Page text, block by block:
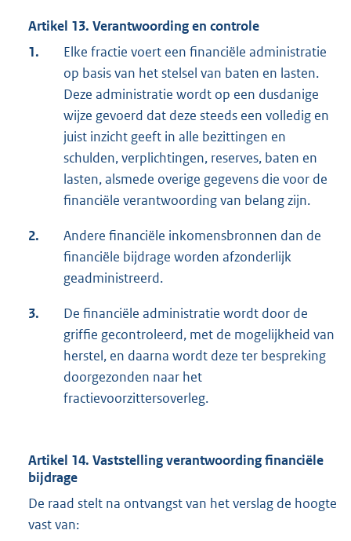
Artikel 13. Verantwoording en controle
1.
Elke fractie voert een financiële administratie
op basis van het stelsel van baten en lasten.
Deze administratie wordt op een dusdanige
wijze gevoerd dat deze steeds een volledig en
juist inzicht geeft in alle bezittingen en
schulden, verplichtingen, reserves, baten en
lasten, alsmede overige gegevens die voor de
financiële verantwoording van belang zijn.
2.
Andere financiële inkomensbronnen dan de
financiële bijdrage worden afzonderlijk
geadministreerd.
3.
De financiële administratie wordt door de
griffie gecontroleerd, met de mogelijkheid van
herstel, en daarna wordt deze ter bespreking
doorgezonden naar het
fractievoorzittersoverleg.
Artikel 14. Vaststelling verantwoording financiële
bijdrage
De raad stelt na ontvangst van het verslag de hoogte
vast van: